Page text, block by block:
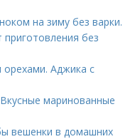
на зиму без варки.
приготовления без
орехами. Аджика с
маринованные
вешенки в домашних